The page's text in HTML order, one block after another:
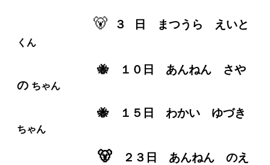
🐻 ３ 日 まつうら えいと
くん
🐝 １０ 日 あんねん さや
の ちゃん
🐝 １５日 わかい ゆづき
ちゃん
🐻２３日 あんねん のえ